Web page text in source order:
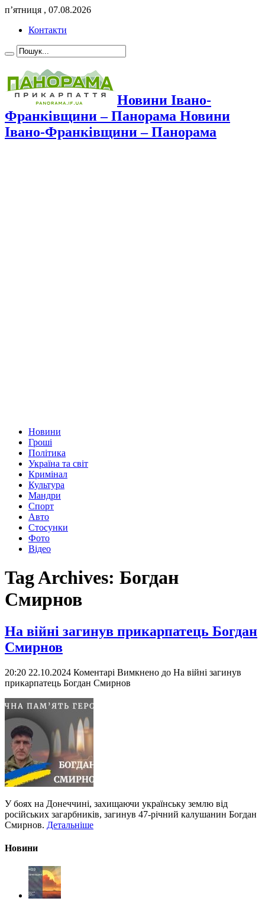
п’ятниця , 07.08.2026
Контакти
Новини Івано-
Франківщини – Панорама Новини
Івано-Франківщини – Панорама
Новини
Гроші
Політика
Україна та світ
Кримінал
Культура
Мандри
Спорт
Авто
Стосунки
Фото
Відео
Tag Archives: Богдан
Смирнов
На війні загинув прикарпатець Богдан
Смирнов
20:20 22.10.2024 Коментарі Вимкнено до На війні загинув
прикарпатець Богдан Смирнов
У боях на Донеччині, захищаючи українську землю від
російських загарбників, загинув 47-річний калушанин Богдан
Смирнов. Детальніше
Новини